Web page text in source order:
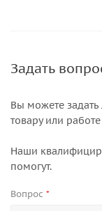
Задать
Вы можете
товару или
Наши
помогут.
Вопрос *